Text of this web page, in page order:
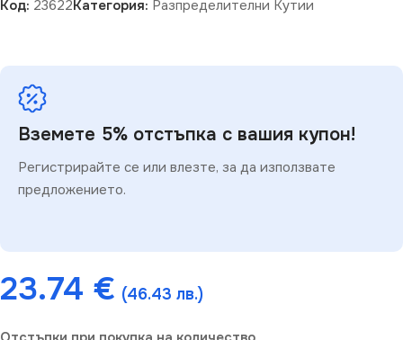
Код: 23622Категория: Разпределителни Кутии
Вземете 5% отстъпка с вашия купон!
Регистрирайте се или влезте, за да използвате
предложението.
23.74 € (46.43 лв.)